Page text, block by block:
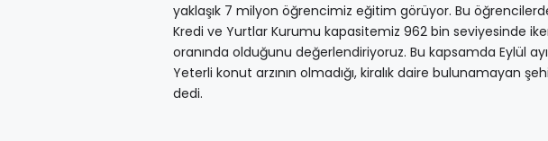
yaklaşık 7 milyon öğrencimiz eğitim görüyor. Bu
Kredi ve Yurtlar Kurumu kapasitemiz 962 bin seviyesinde
oranında olduğunu değerlendiriyoruz. Bu kapsamda Eylül
Yeterli konut arzının olmadığı, kiralık daire bulunamayan
dedi.